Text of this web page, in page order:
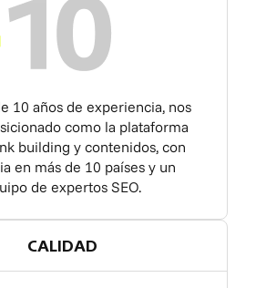
10 años de experiencia, nos
como la plataforma
building y contenidos, con
en más de 10 países y un
de expertos SEO.
CALIDAD